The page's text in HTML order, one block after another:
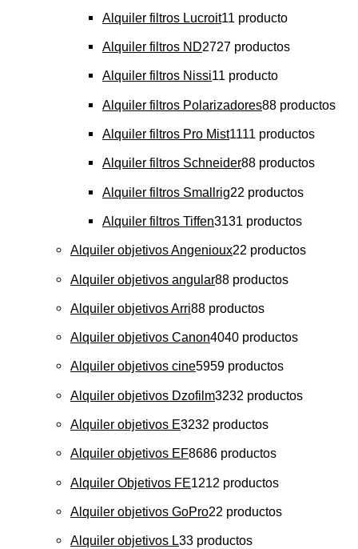
Alquiler filtros Lucroit11 producto
Alquiler filtros ND2727 productos
Alquiler filtros Nissi11 producto
Alquiler filtros Polarizadores88 productos
Alquiler filtros Pro Mist1111 productos
Alquiler filtros Schneider88 productos
Alquiler filtros Smallrig22 productos
Alquiler filtros Tiffen3131 productos
Alquiler objetivos Angenioux22 productos
Alquiler objetivos angular88 productos
Alquiler objetivos Arri88 productos
Alquiler objetivos Canon4040 productos
Alquiler objetivos cine5959 productos
Alquiler objetivos Dzofilm3232 productos
Alquiler objetivos E3232 productos
Alquiler objetivos EF8686 productos
Alquiler Objetivos FE1212 productos
Alquiler objetivos GoPro22 productos
Alquiler objetivos L33 productos